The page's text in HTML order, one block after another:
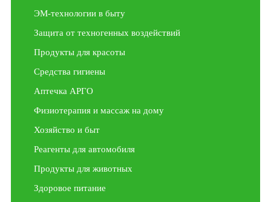
ЭМ-технологии в быту
Защита от техногенных воздействий
Продукты для красоты
Средства гигиены
Аптечка АРГО
Физиотерапия и массаж на дому
Хозяйство и быт
Реагенты для автомобиля
Продукты для животных
Здоровое питание